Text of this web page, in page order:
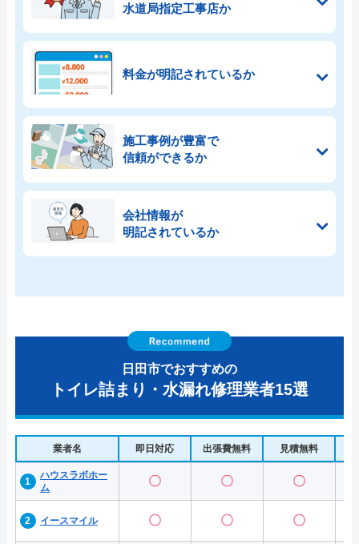
水道局指定工事店か
料金が明記されているか
施工事例が豊富で
信頼ができるか
会社情報が
明記されているか
日田市でおすすめの
トイレ詰まり・水漏れ修理業者15選
業者名 即日対応 出張費無料 見積無料
ハウスラボホー
ム
〇 〇 〇
イースマイル 〇 〇 〇